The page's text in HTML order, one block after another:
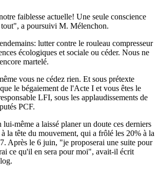
faiblesse actuelle! Une seule conscience
tout", a poursuivi M. Mélenchon.
lutter contre le rouleau compresseur
écologiques et sociale ou céder. Nous ne
martelé.
vous ne cédez rien. Et sous prétexte
le bégaiement de l'Acte I et vous êtes le
LFI, sous les applaudissements de
PCF.
même a laissé planer un doute ces derniers
la tête du mouvement, qui a frôlé les 20% à la
Après le 6 juin, "je proposerai une suite pour
ce qu'il en sera pour moi", avait-il écrit